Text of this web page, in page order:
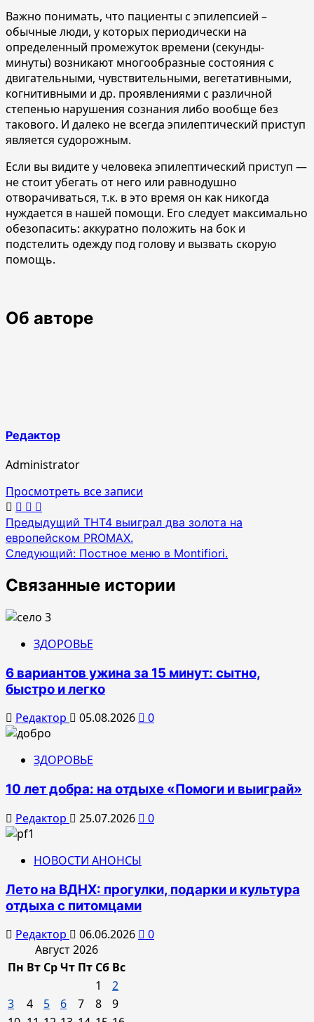
Важно понимать, что пациенты с эпилепсией –
обычные люди, у которых периодически на
определенный промежуток времени (секунды-
минуты) возникают многообразные состояния с
двигательными, чувствительными, вегетативными,
когнитивными и др. проявлениями с различной
степенью нарушения сознания либо вообще без
такового. И далеко не всегда эпилептический приступ
является судорожным.
Если вы видите у человека эпилептический приступ —
не стоит убегать от него или равнодушно
отворачиваться, т.к. в это время он как никогда
нуждается в нашей помощи. Его следует максимально
обезопасить: аккуратно положить на бок и
подстелить одежду под голову и вызвать скорую
помощь.
Об авторе
Редактор
Administrator
Просмотреть все записи
Навигация
по
записям
Предыдущий ТНТ4 выиграл два золота на
европейском PROMAX.
Следующий: Постное меню в Montifiori.
Связанные истории
ЗДОРОВЬЕ
6 вариантов ужина за 15 минут: сытно,
быстро и легко
Редактор 05.08.2026 0
ЗДОРОВЬЕ
10 лет добра: на отдыхе «Помоги и выиграй»
Редактор 25.07.2026 0
НОВОСТИ АНОНСЫ
Лето на ВДНХ: прогулки, подарки и культура
отдыха с питомцами
Редактор 06.06.2026
0
Август 2026
Пн Вт СрЧт Пт Сб Вс
1
2
3
4 5 6 7 8
9